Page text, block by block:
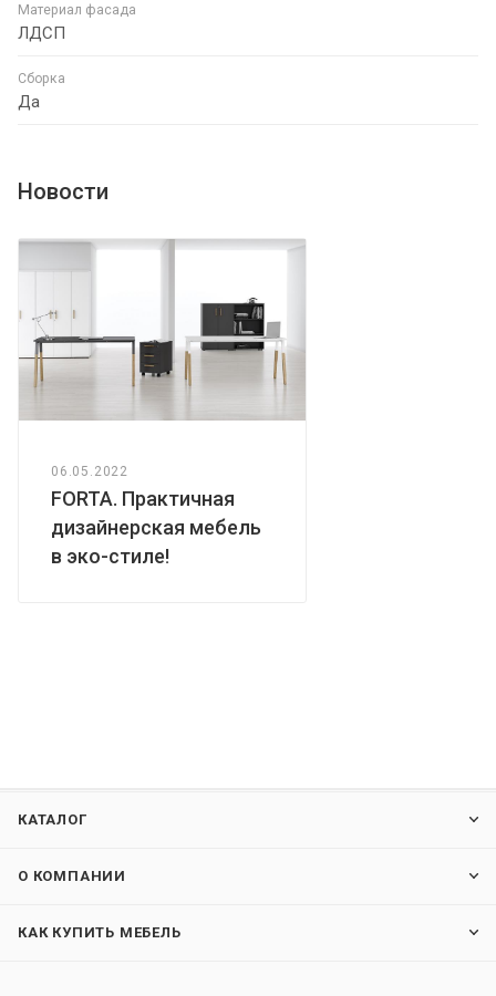
Материал фасада
ЛДСП
Сборка
Да
Новости
06.05.2022
FORTA. Практичная
дизайнерская мебель
в эко-стиле!
КАТАЛОГ
О КОМПАНИИ
КАК КУПИТЬ МЕБЕЛЬ